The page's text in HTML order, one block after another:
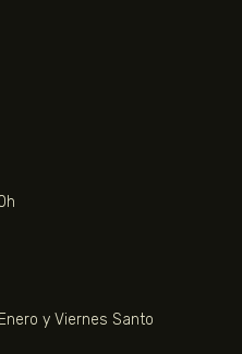
y Viernes Santo